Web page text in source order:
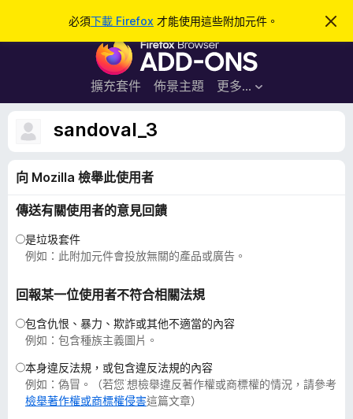
必須下載 Firefox 才能使用這些附加元件。
忽
此
F
r
e
加
件
擴充套件 佈景主題 更多…
登入
sandoval_3
向 Mozilla 檢舉此使用者
傳送有關使用者的意見回饋
是垃圾套件
例如：此附加元件會投放無關的產品或廣告。
回報某一位使用者不符合相關法規
包含仇恨、暴力、欺詐或其他不適當的內容
例如：包含種族主義圖片。
本身違反法規，或包含違反法規的內容
例如：偽冒。（若您˙想檢舉違反著作權或商標權的情況，請參考
檢舉著作權或商標權侵害這篇文章）